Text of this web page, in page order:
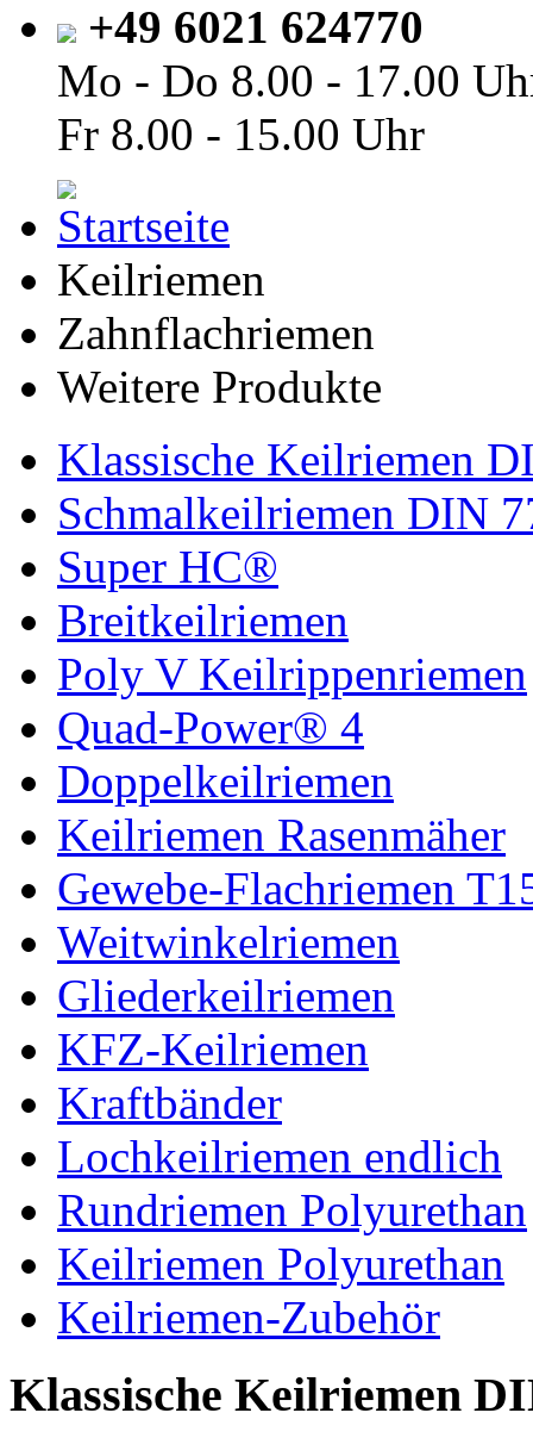
+49 6021 624770
Mo - Do 8.00 - 17.00
Fr 8.00 - 15.00 Uhr
Keilriemen
Zahnflachriemen
Weitere Produkte
Klassische Keilriemen
Schmalkeilriemen DIN
Super HC®
Breitkeilriemen
Poly V Keilrippenriemen
Quad-Power® 4
Doppelkeilriemen
Keilriemen Rasenmäher
Gewebe-Flachriemen
Weitwinkelriemen
Gliederkeilriemen
KFZ-Keilriemen
Kraftbänder
Lochkeilriemen endlich
Rundriemen Polyurethan
Keilriemen Polyurethan
Keilriemen-Zubehör
Klassische Keilriemen